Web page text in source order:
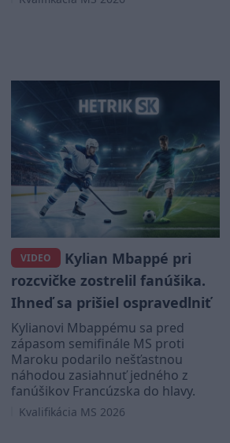
VIDEO
Kylian Mbappé pri
rozcvičke zostrelil fanúšika.
Ihneď sa prišiel ospravedlniť
Kylianovi Mbappému sa pred
zápasom semifinále MS proti
Maroku podarilo nešťastnou
náhodou zasiahnuť jedného z
fanúšikov Francúzska do hlavy.
Kvalifikácia MS 2026